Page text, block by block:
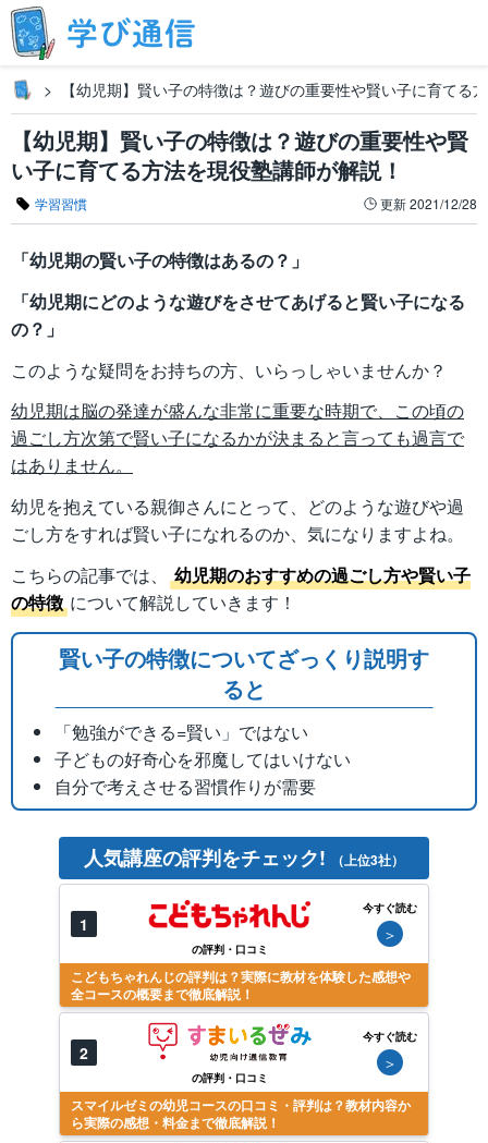
【幼児期】賢い子の特徴は？遊びの重要性や賢い子に育てる
【幼児期】賢い子の特徴は？遊びの重要性や賢
い子に育てる方法を現役塾講師が解説！
学習習慣 更新2021/12/28
「幼児期の賢い子の特徴はあるの？」
「幼児期にどのような遊びをさせてあげると賢い子になる
の？」
このような疑問をお持ちの方、いらっしゃいませんか？
幼児期は脳の発達が盛んな非常に重要な時期で、この頃の
過ごし方次第で賢い子になるかが決まると言っても過言で
はありません。
幼児を抱えている親御さんにとって、どのような遊びや過
ごし方をすれば賢い子になれるのか、気になりますよね。
こちらの記事では、
幼児期のおすすめの過ごし方や賢い子
の特徴 について解説していきます！
賢い子の特徴についてざっくり説明す
ると
「勉強ができる=賢い」ではない
子どもの好奇心を邪魔してはいけない
自分で考えさせる習慣作りが需要
人気講座の評判をチェック! （上位3社）
1
の評判・口コミ
今すぐ読む
＞
こどもちゃれんじの評判は？実際に教材を体験した感想や
全コースの概要まで徹底解説！
2
の評判・口コミ
今すぐ読む
＞
スマイルゼミの幼児コースの口コミ・評判は？教材内容か
ら実際の感想・料金まで徹底解説！